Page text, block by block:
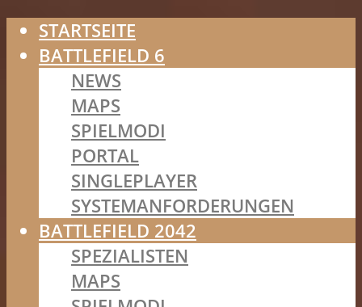
STARTSEITE
BATTLEFIELD 6
NEWS
MAPS
SPIELMODI
PORTAL
SINGLEPLAYER
SYSTEMANFORDERUNGEN
BATTLEFIELD 2042
SPEZIALISTEN
MAPS